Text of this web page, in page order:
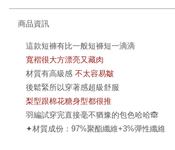
商品資訊
這款短褲有比一般短褲短一滴滴
寬褶很大方漂亮又藏肉
材質有高級感 不太容易皺
後鬆緊所以穿著感超級舒服
梨型跟棉花糖身型都很推
羽編試穿完直接毫不猶豫的包色哈哈🙈
✦材質成份：97%聚酯纖維+3%彈性纖維